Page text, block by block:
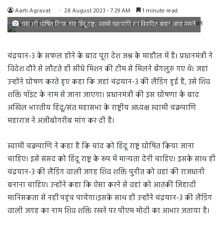
Aarti Agravat 28 August 2023 - 7:29 AM 1 minute read
'चांद को घोषित किया जाए हिंदू राष्ट्र', स्वामी चक्रपाणि का विवादित बयान आया सामने
चंद्रयान-3 के सफल होने के बाद पूरा देश जश्न के माहौल में है। प्रधानमंत्री ने
विदेश दौरे से लौटते ही सीधे मिशन की टीम से मिलने बेंगलुरु गए थे। जहां
उन्होंने घोषण करते हुए कहा कि जहां चंद्रयान-3 की लैंडिंग हुई है, उसे शिव
शक्ति पॉइंट के नाम से जाना जाएगा। प्रधानमंत्री की इस घोषणा के बाद
अखिल भारतीय हिंदू/संत महासभा के राष्ट्रीय अध्यक्ष स्वामी चक्रपाणि
महाराज ने अजीबोगरीब मांग कर दी है।
स्वामी चक्रपाणि ने कहा है कि चांद को हिंदू राष्ट्र घोषित किया जाना
चाहिए। इसे संसद को हिंदू राष्ट्र के रूप में मान्यता देनी चाहिए। इसके साथ ही
चंद्रयान-3 की लैंडिंग वाली जगह शिव शक्ति पुनीत को वहां की राजधानी
बनाना चाहिए। उन्होंने कहा कि ऐसा करने से वहां को आतंकी जिहादी
मानिसकता से नहीं पहुंच पायेगा।इसके साथ ही उन्होंने चंद्रयान-3 की लैंडिंग
वाली जगह का नाम शिव शक्ति रखने पर पीएम मोदी का आभार जताया है।